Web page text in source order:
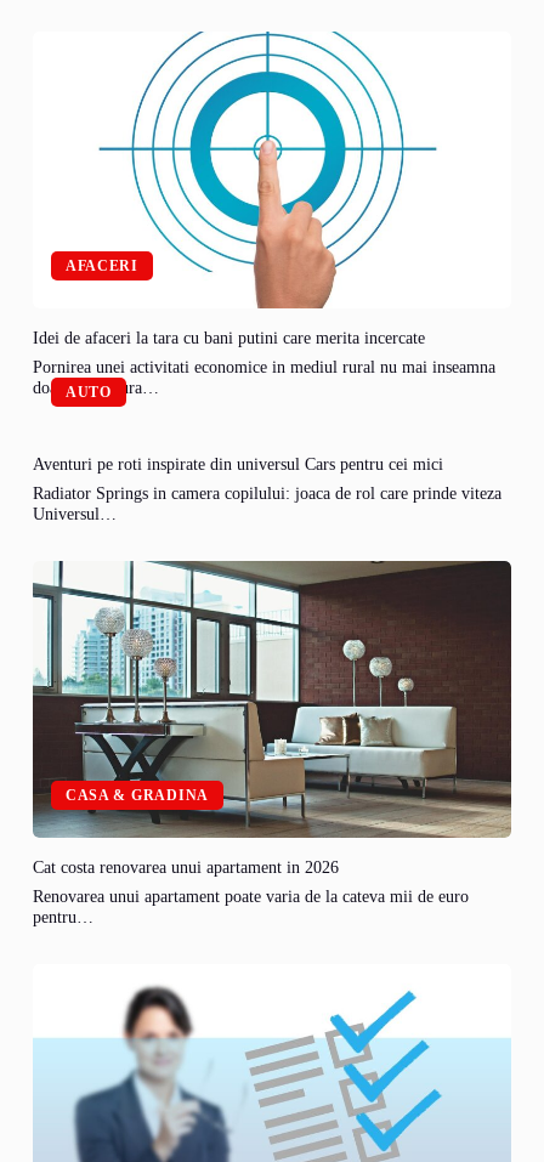
AFACERI
Idei de afaceri la tara cu bani putini care merita incercate
Pornirea unei activitati economice in mediul rural nu mai inseamna
doar agricultura…
AUTO
Aventuri pe roti inspirate din universul Cars pentru cei mici
Radiator Springs in camera copilului: joaca de rol care prinde viteza
Universul…
CASA & GRADINA
Cat costa renovarea unui apartament in 2026
Renovarea unui apartament poate varia de la cateva mii de euro
pentru…